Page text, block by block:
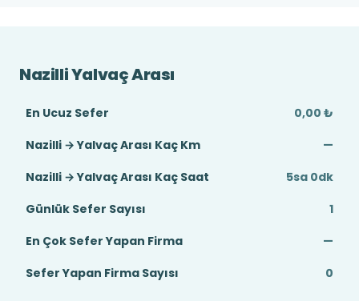
Nazilli Yalvaç Arası
En Ucuz Sefer
0,00 ₺
Nazilli → Yalvaç Arası Kaç Km
—
Nazilli → Yalvaç Arası Kaç Saat
5sa 0dk
Günlük Sefer Sayısı
1
En Çok Sefer Yapan Firma
—
Sefer Yapan Firma Sayısı
0